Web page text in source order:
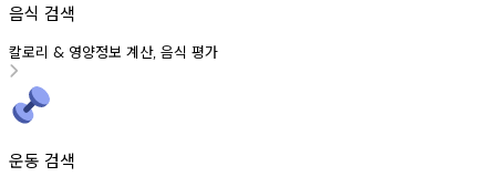
음식 검색
칼로리 & 영양정보 계산, 음식 평가
운동 검색